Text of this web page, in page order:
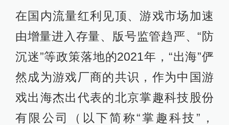
在国内流量红利见顶、游戏市场加速
由增量进入存量、版号监管趋严、“防
沉迷”等政策落地的2021年，“出海”俨
然成为游戏厂商的共识，作为中国游
戏出海杰出代表的北京掌趣科技股份
有限公司（以下简称“掌趣科技”，